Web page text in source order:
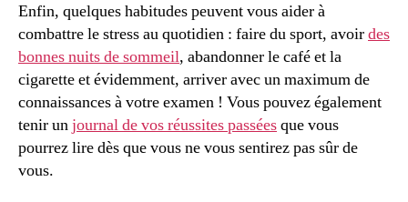
Enfin, quelques habitudes peuvent vous aider à
combattre le stress au quotidien : faire du sport, avoirdes
bonnes nuits de sommeil, abandonner le café et la
cigarette et évidemment, arriver avec un maximum de
connaissances à votre examen ! Vous pouvez également
tenir unjournal de vos réussites passéesque vous
pourrez lire dès que vous ne vous sentirez pas sûr de
vous.